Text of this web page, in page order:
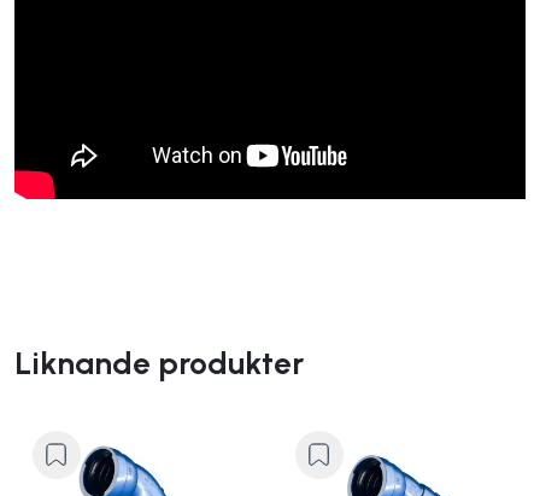
Liknande produkter